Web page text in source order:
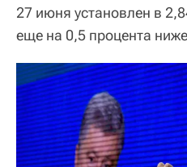
27 июня установлен в
еще на 0,5 процента